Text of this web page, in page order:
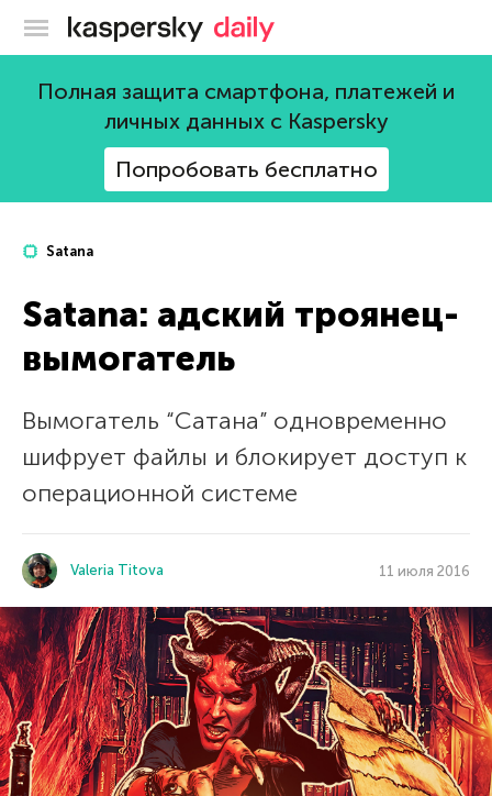
Блог Касперского
Полная защита смартфона, платежей и
личных данных с Kaspersky
Попробовать бесплатно
Satana
Satana: адский троянец-
вымогатель
Вымогатель “Сатана” одновременно
шифрует файлы и блокирует доступ к
операционной системе
Valeria Titova 11 июля 2016